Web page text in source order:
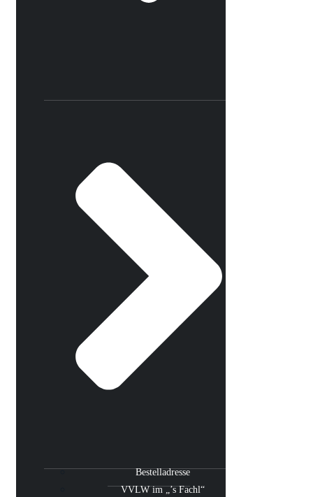
Bestelladresse
VVLW im „’s Fachl“